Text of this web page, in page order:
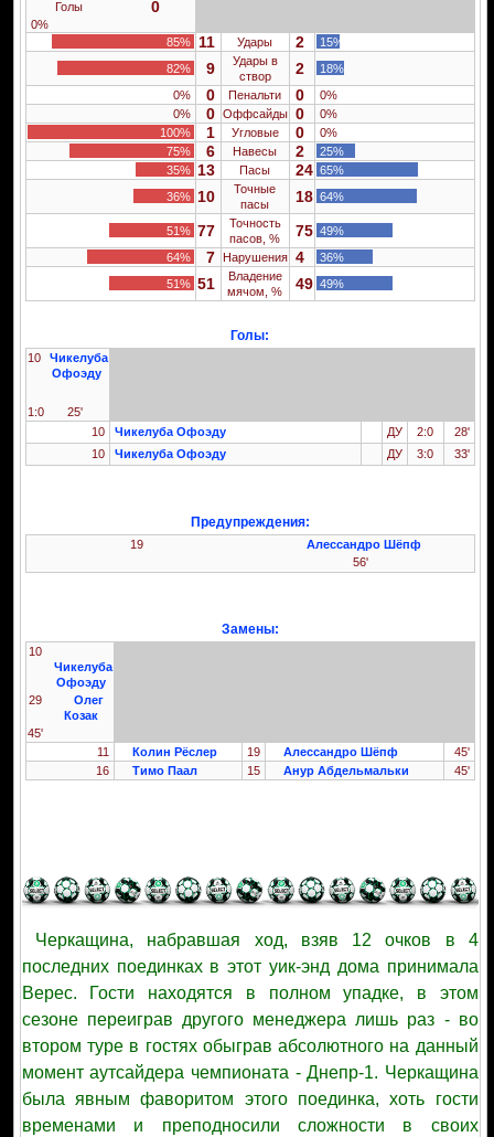
Голы 0
0%
85%
11 Удары 2
15%
82%
9
Удары в
створ
2
18%
0%
0 Пенальти 0
0%
0%
0 Оффсайды 0
0%
100%
1 Угловые 0
0%
75%
6 Навесы 2
25%
35% 13 Пасы 24 65%
36% 10
Точные
пасы
18 64%
51% 77
Точность
пасов, %
75 49%
64%
7 Нарушения 4
36%
51% 51
Владение
мячом, %
49 49%
Голы:
10
Чикелуба
Офоэду
1:0
25'
10
Чикелуба Офоэду ДУ 2:0
28'
10
Чикелуба Офоэду ДУ 3:0 33'
Предупреждения:
19
Алессандро Шёпф
56'
Замены:
10
Чикелуба
Офоэду
29
Олег
Козак
45'
11
Колин Рёслер 19 Алессандро Шёпф
45'
16
Тимо Паал 15 Анур Абдельмальки 45'
Черкащина, набравшая ход, взяв 12 очков в 4
последних поединках в этот уик-энд дома принимала
Верес. Гости находятся в полном упадке, в этом
сезоне переиграв другого менеджера лишь раз - во
втором туре в гостях обыграв абсолютного на данный
момент аутсайдера чемпионата - Днепр-1. Черкащина
была явным фаворитом этого поединка, хоть гости
временами и преподносили сложности в своих